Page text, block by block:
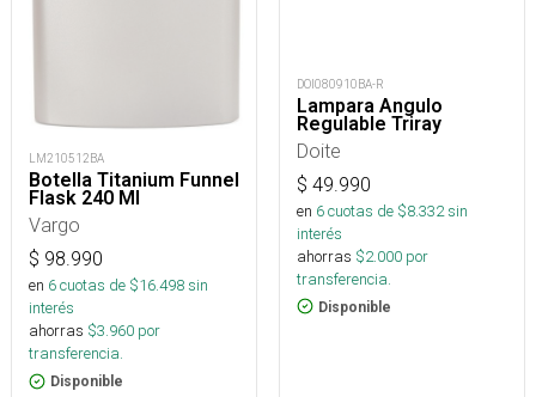
LM210512BA
Botella Titanium Funnel
Flask 240 Ml
Vargo
$ 98.990
en 6cuotas de $16.498sin
interés
ahorras $3.960 por
transferencia.
Disponible
DOI080910BA-R
Lampara Angulo
Regulable Triray
Doite
$ 49.990
en 6cuotas de $8.332sin
interés
ahorras $2.000 por
transferencia.
Disponible